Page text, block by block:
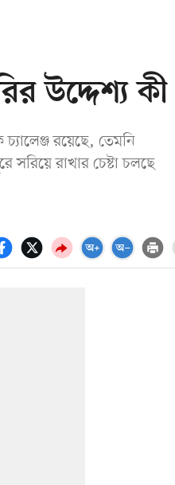
উদ্দেশ্য কী
রয়েছে, তেমনি
রাখার চেষ্টা চলছে